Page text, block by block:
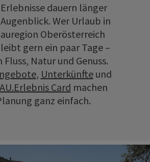
dauern länger
Wer Urlaub in
Oberösterreich
gern ein paar Tage –
Fluss, Natur und Genuss.
, Unterkünfteund
Card machen
ganz einfach.